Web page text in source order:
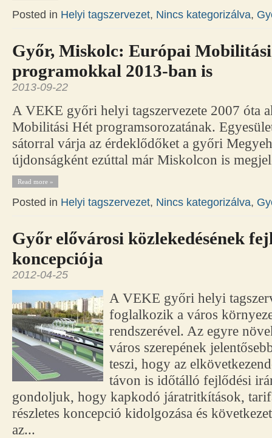
Posted in Helyi tagszervezet, Nincs kategorizálva,
Győr, Miskolc: Európai
programokkal 2013-ban is
2013-09-22
A VEKE győri helyi tagszervezete 2007 óta
Mobilitási Hét programsorozatának.
sátorral várja az érdeklődőket a győri
újdonságként ezúttal már Miskolcon is
Read more »
Posted in Helyi tagszervezet, Nincs kategorizálva,
Győr elővárosi közlekedésének
koncepciója
2012-04-25
A VEKE győri helyi
foglalkozik a város
rendszerével. Az egyre
város szerepének
teszi, hogy az
távon is időtálló fejlődési
gondoljuk, hogy kapkodó járatritkítások,
részletes koncepció kidolgozása és
az...